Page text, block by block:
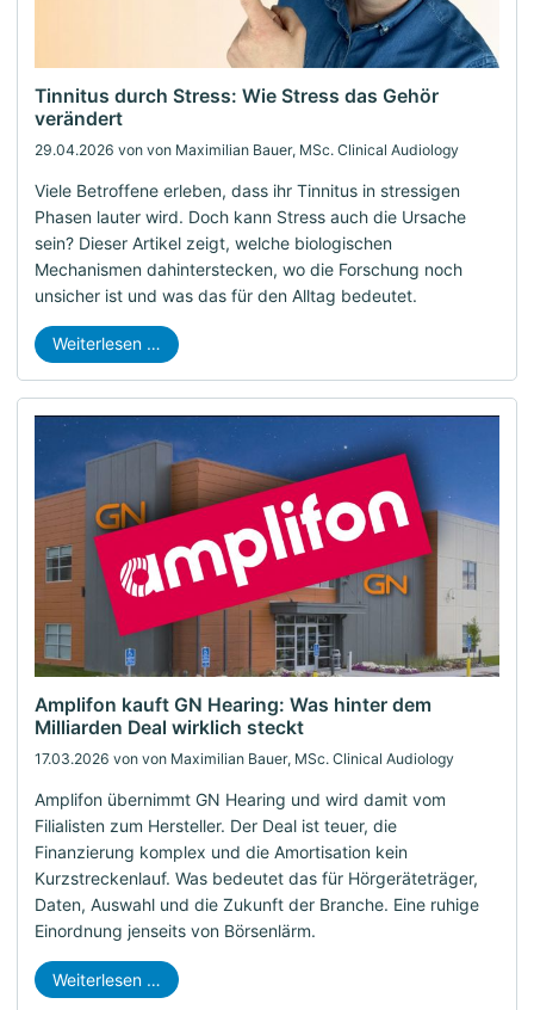
29.04.2026 von von Maximilian Bauer, MSc. Clinical Audiology
Tinnitus durch Stress: Wie Stress das Gehör
verändert
Viele Betroffene erleben, dass ihr Tinnitus in stressigen
Phasen lauter wird. Doch kann Stress auch die Ursache
sein? Dieser Artikel zeigt, welche biologischen
Mechanismen dahinterstecken, wo die Forschung noch
unsicher ist und was das für den Alltag bedeutet.
Weiterlesen …
17.03.2026 von von Maximilian Bauer, MSc. Clinical Audiology
Amplifon kauft GN Hearing: Was hinter dem
Milliarden Deal wirklich steckt
Amplifon übernimmt GN Hearing und wird damit vom
Filialisten zum Hersteller. Der Deal ist teuer, die
Finanzierung komplex und die Amortisation kein
Kurzstreckenlauf. Was bedeutet das für Hörgeräteträger,
Daten, Auswahl und die Zukunft der Branche. Eine ruhige
Einordnung jenseits von Börsenlärm.
Weiterlesen …